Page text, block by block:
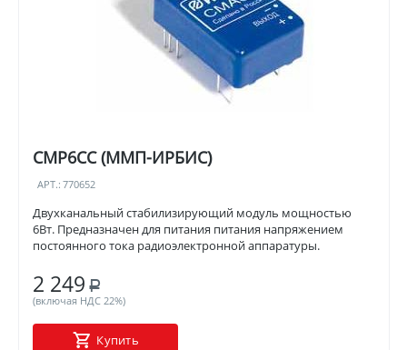
СМР6СС (ММП-ИРБИС)
АРТ.: 770652
Двухканальный стабилизирующий модуль мощностью
6Вт. Предназначен для питания питания напряжением
постоянного тока радиоэлектронной аппаратуры.
2 249 Р
(включая НДС 22%)
Купить